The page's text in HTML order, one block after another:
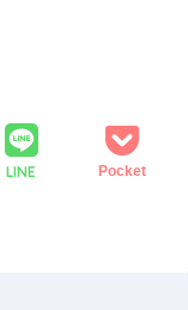
LINE Pocket